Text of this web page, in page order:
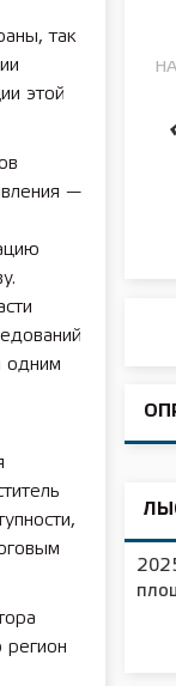
так
этой
—
одним
регион